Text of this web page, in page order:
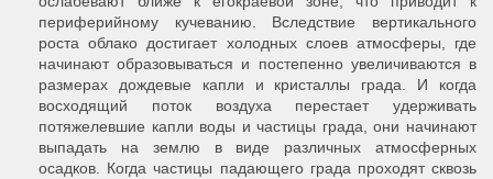
периферийному кучеванию. Вследствие вертикального
роста облако достигает холодных слоев атмосферы, где
начинают образовываться и постепенно увеличиваются в
размерах дождевые капли и кристаллы града. И когда
восходящий поток воздуха перестает удерживать
потяжелевшие капли воды и частицы града, они начинают
выпадать на землю в виде различных атмосферных
осадков. Когда частицы падающего града проходят сквозь